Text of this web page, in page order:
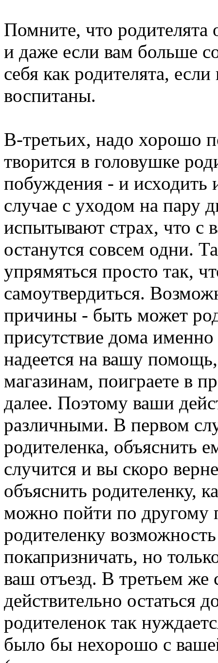
Помните, что родителята
и даже если вам больше
себя как родителята,
воспитаны.
В-третьих, надо хорошо
творится в головушке
побуждения - и исходить
случае с уходом на пару
испытывают страх, что с
останутся совсем одни.
упрямяться просто так,
самоутвердиться.
причины - быть может
присутствие дома
надеется на вашу
магазинам, поиграете в
далее. Поэтому ваши
различными. В первом
родителенка, объяснить
случится и вы скоро
объяснить родителенку,
можно пойти по другому
родителенку
покапризничать, но
ваш отъезд. В третьем же
действительно остаться
родителенок так
было бы нехорошо с